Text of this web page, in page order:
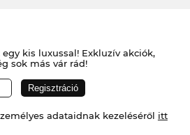
kis luxussal! Exkluzív akciók,
sok más vár rád!
adataidnak kezeléséről itt